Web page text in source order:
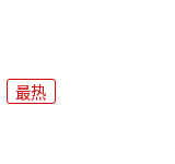
最热